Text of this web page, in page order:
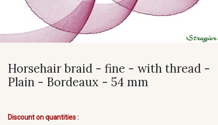
Horsehair braid - fine - with thread -
Plain - Bordeaux - 54 mm
Discount on quantities :